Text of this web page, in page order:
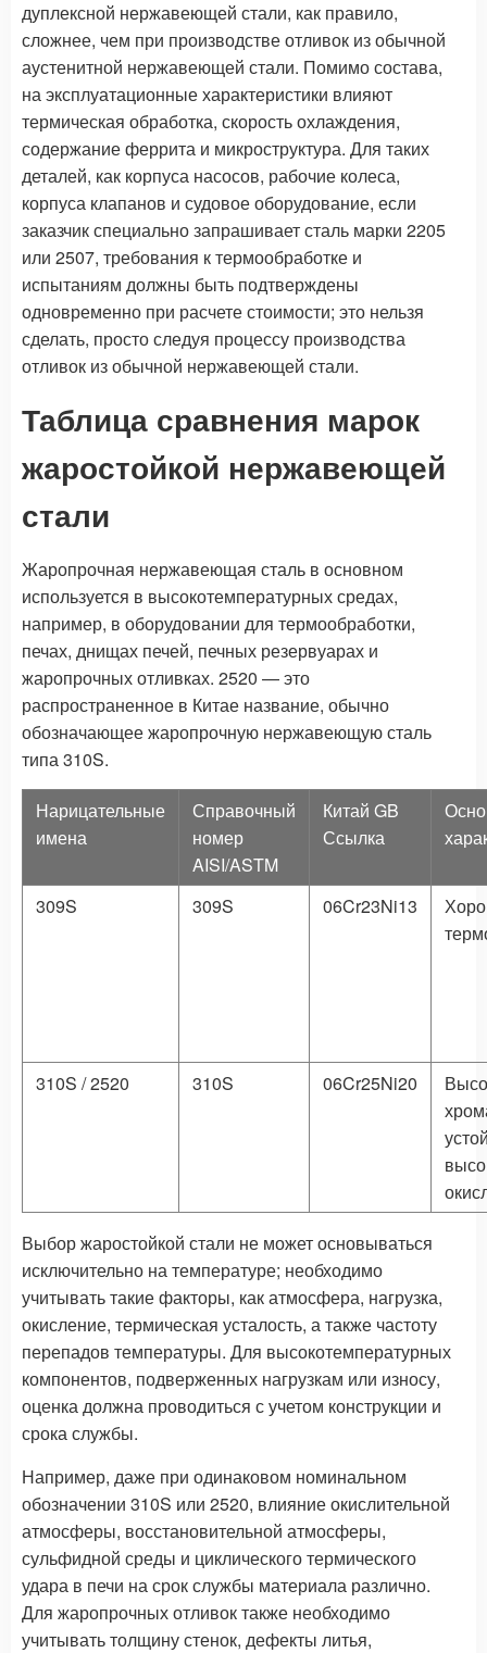
дуплексной нержавеющей стали, как правило,
сложнее, чем при производстве отливок из обычной
аустенитной нержавеющей стали. Помимо состава,
на эксплуатационные характеристики влияют
термическая обработка, скорость охлаждения,
содержание феррита и микроструктура. Для таких
деталей, как корпуса насосов, рабочие колеса,
корпуса клапанов и судовое оборудование, если
заказчик специально запрашивает сталь марки 2205
или 2507, требования к термообработке и
испытаниям должны быть подтверждены
одновременно при расчете стоимости; это нельзя
сделать, просто следуя процессу производства
отливок из обычной нержавеющей стали.
Таблица сравнения марок
жаростойкой нержавеющей
стали
Жаропрочная нержавеющая сталь в основном
используется в высокотемпературных средах,
например, в оборудовании для термообработки,
печах, днищах печей, печных резервуарах и
жаропрочных отливках. 2520 — это
распространенное в Китае название, обычно
обозначающее жаропрочную нержавеющую сталь
типа 310S.
Нарицательные
имена
Справочный
номер
AISI/ASTM
Китай GB
Ссылка
309S 309S 06Cr23Ni13
310S / 2520 310S 06Cr25Ni20
Выбор жаростойкой стали не может основываться
исключительно на температуре; необходимо
учитывать такие факторы, как атмосфера, нагрузка,
окисление, термическая усталость, а также частоту
перепадов температуры. Для высокотемпературных
компонентов, подверженных нагрузкам или износу,
оценка должна проводиться с учетом конструкции и
срока службы.
Например, даже при одинаковом номинальном
обозначении 310S или 2520, влияние окислительной
атмосферы, восстановительной атмосферы,
сульфидной среды и циклического термического
удара в печи на срок службы материала различно.
Для жаропрочных отливок также необходимо
учитывать толщину стенок, дефекты литья,